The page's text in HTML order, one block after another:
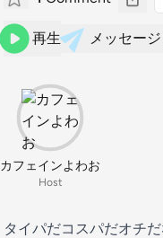
再生 メッセー
カフェインよわお
Host
タイパだコスパだオチ